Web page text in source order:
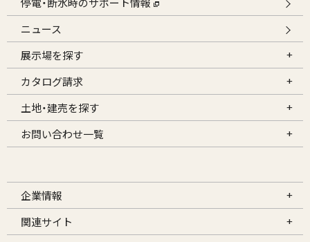
ニュース
展示場を探す
カタログ請求
土地・建売を探す
お問い合わせ一覧
企業情報
関連サイト